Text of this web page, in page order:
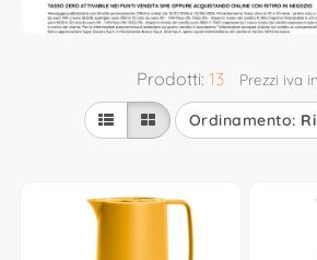
Prodotti: 13 Prezzi iva
Ordinamento: